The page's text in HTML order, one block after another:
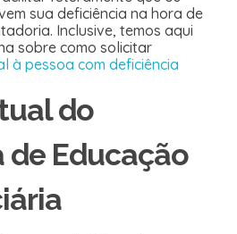
sua deficiência na hora de
Inclusive, temos aqui
sobre como solicitar
à pessoa com deficiência
do
de Educação